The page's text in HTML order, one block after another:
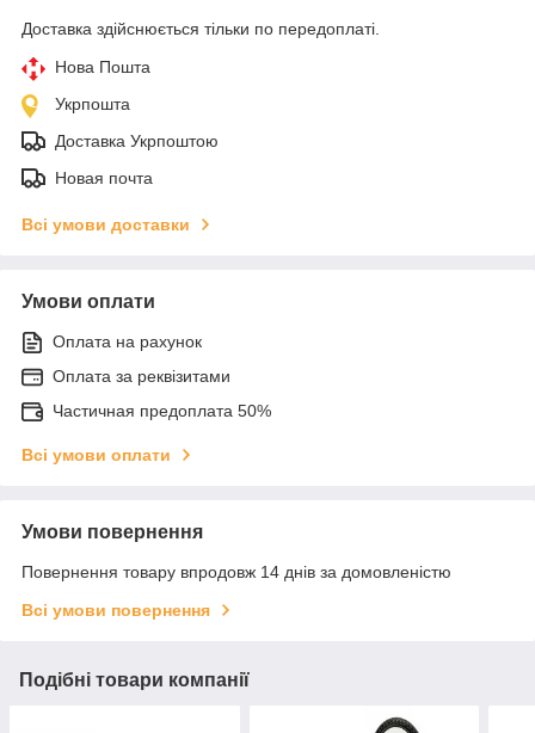
Доставка здійснюється тільки по передоплаті.
Нова Пошта
Укрпошта
Доставка Укрпоштою
Новая почта
Всі умови доставки
Умови оплати
Оплата на рахунок
Оплата за реквізитами
Частичная предоплата 50%
Всі умови оплати
Умови повернення
Повернення товару впродовж 14 днів за домовленістю
Всі умови повернення
Подібні товари компанії